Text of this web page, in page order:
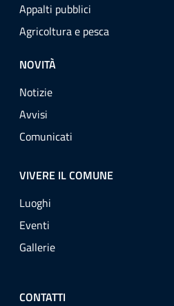
Appalti pubblici
Agricoltura e pesca
NOVITÀ
Notizie
Avvisi
Comunicati
VIVERE IL COMUNE
Luoghi
Eventi
Gallerie
CONTATTI